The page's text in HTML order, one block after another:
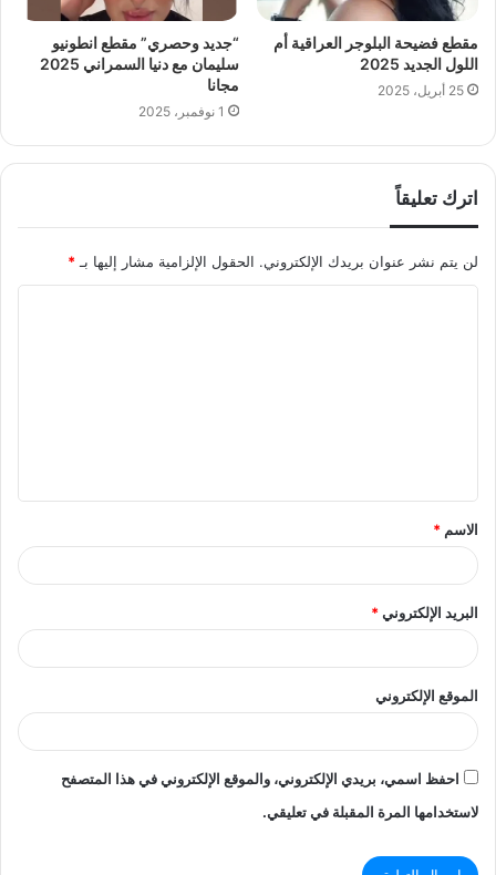
مقطع فضيحة البلوجر العراقية أم
اللول الجديد 2025
25 أبريل، 2025
“جديد وحصري” مقطع انطونيو
سليمان مع دنيا السمراني 2025
مجانا
1 نوفمبر، 2025
اترك تعليقاً
لن يتم نشر عنوان بريدك الإلكتروني. الحقول الإلزامية مشار إليها بـ *
ق
*
الاسم *
البريد الإلكتروني*
الموقع الإلكتروني
احفظ اسمي، بريدي الإلكتروني، والموقع الإلكتروني في هذا المتصفح
لاستخدامها المرة المقبلة في تعليقي.